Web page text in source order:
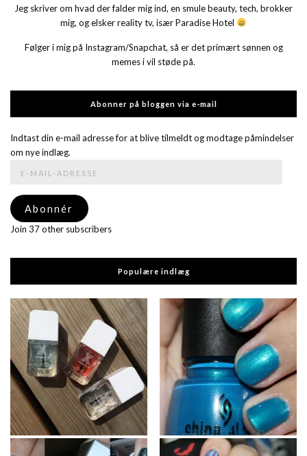
Jeg skriver om hvad der falder mig ind, en smule beauty, tech, brokker
mig, og elsker reality tv, især Paradise Hotel
Følger i mig på Instagram/Snapchat, så er det primært sønnen og
memes i vil støde på.
Abonner på bloggen via e-mail
Indtast din e-mail adresse for at blive tilmeldt og modtage påmindelser
om nye indlæg.
adresse
Abonnér
Join 37 other subscribers
Populære indlæg